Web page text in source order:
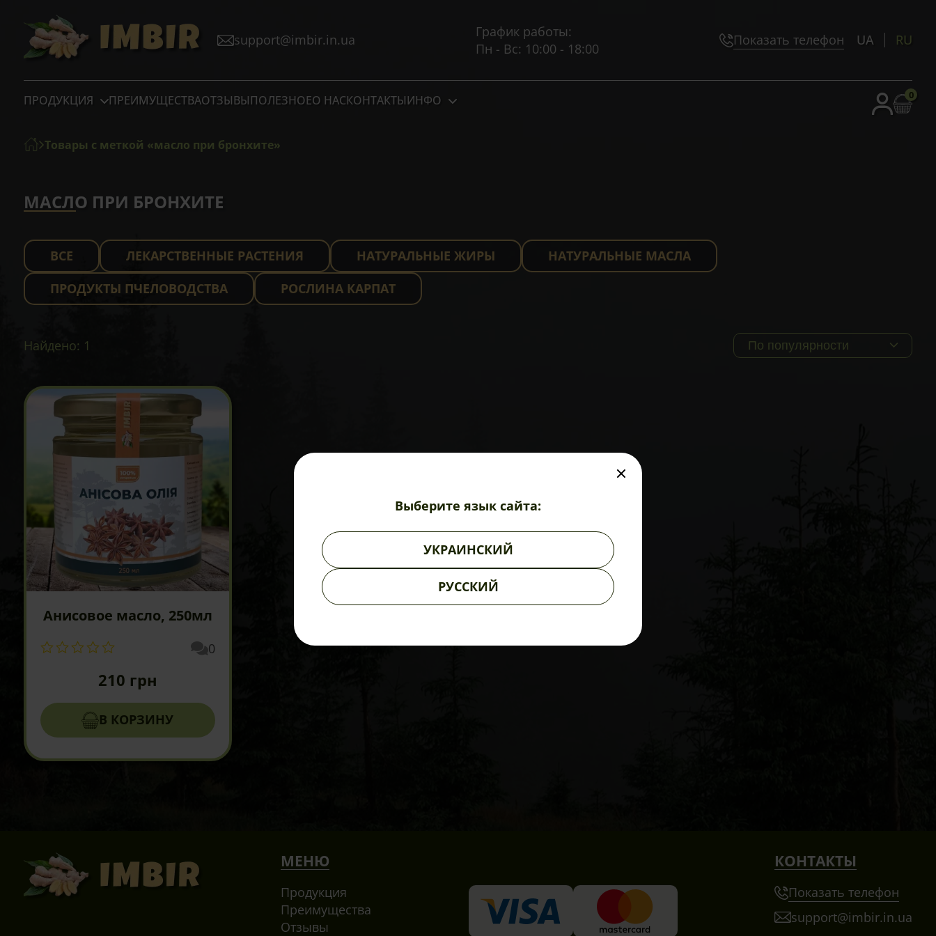
support@imbir.in.ua
График работы:
Пн - Вс: 10:00 - 18:00
Показать телефон UA RU
ПРОДУКЦИЯ ПРЕИМУЩЕСТВАОТЗЫВЫПОЛЕЗНОЕО НАСКОНТАКТЫИНФО 0
Товары с меткой «масло при бронхите»
МАСЛО ПРИ БРОНХИТЕ
ВСЕ ЛЕКАРСТВЕННЫЕ РАСТЕНИЯ НАТУРАЛЬНЫЕ ЖИРЫ
НАТУРАЛЬНЫЕ МАСЛА
ПРОДУКТЫ ПЧЕЛОВОДСТВА
РОСЛИНА КАРПАТ
Найдено: 1
Анисовое масло, 250мл
0
210 грн
В КОРЗИНУ
МЕНЮ
Продукция
Преимущества
Отзывы
КОНТАКТЫ
Показать телефон
support@imbir.in.ua
Выберите язык сайта:
УКРАИНСКИЙ
РУССКИЙ